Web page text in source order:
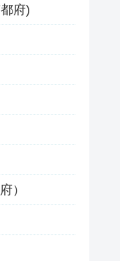
府)
）